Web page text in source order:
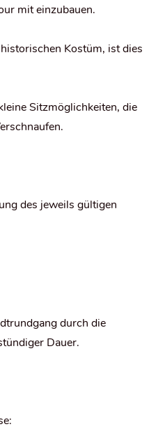
mit einzubauen.
Kostüm, ist dies
Sitzmöglichkeiten, die
des jeweils gültigen
durch die
Dauer.